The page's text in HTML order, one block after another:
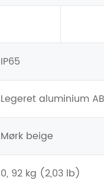
IP65
Legeret aluminium
Mørk beige
0, 92 kg (2,03 lb)